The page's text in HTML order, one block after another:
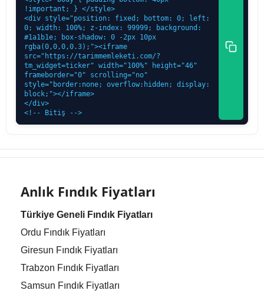
!important; } </style>
<div style="position: fixed; bottom: 0; left:
0; width: 100%; z-index: 99999; background:
#1a1b1e; box-shadow: 0 -2px 10px
rgba(0,0,0,0.3);"><iframe
src="https://tarimmemleketi.com/?
tm_widget=ticker" width="100%" height="46"
frameborder="0" scrolling="no"
style="border:none; overflow:hidden; display:
block;"></iframe>
</div>
<!-- Bitiş -->
Anlık Fındık Fiyatları
Türkiye Geneli Fındık Fiyatları
Ordu Fındık Fiyatları
Giresun Fındık Fiyatları
Trabzon Fındık Fiyatları
Samsun Fındık Fiyatları